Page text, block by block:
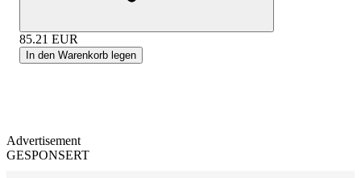
85.21 EUR
In den Warenkorb legen
Advertisement
GESPONSERT